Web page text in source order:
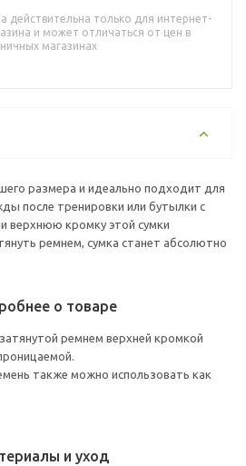
действительна только для интернет-
и может отличаться от цен в
магазинах
размера и идеально подходит для
после тренировки или бутылки с
верхнюю кромку этой сумки
ремнем, сумка станет абсолютно
о товаре
ремнем верхней кромкой
также можно использовать как
и уход